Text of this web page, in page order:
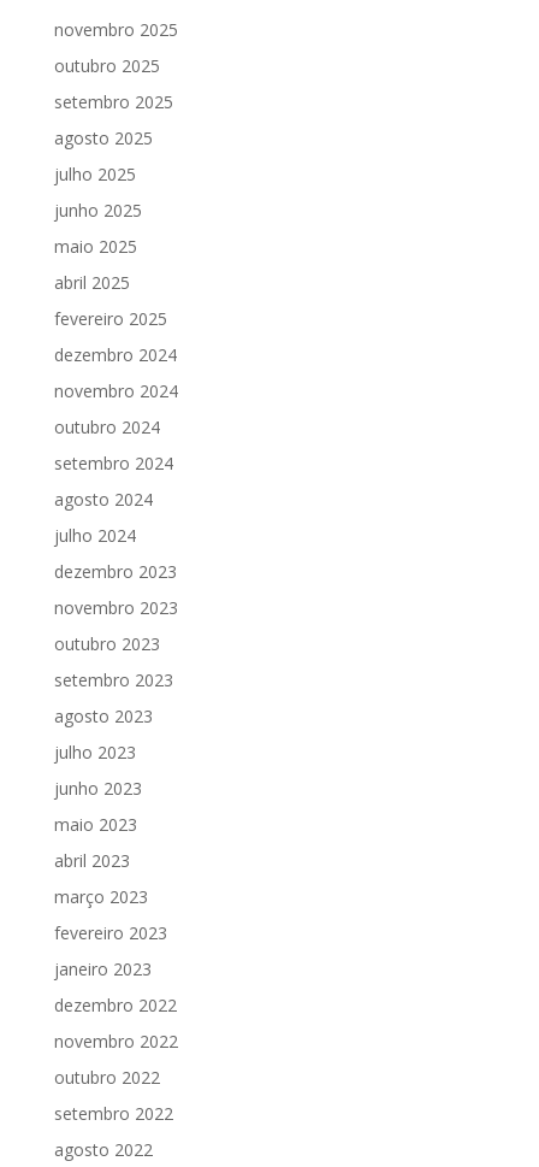
novembro 2025
outubro 2025
setembro 2025
agosto 2025
julho 2025
junho 2025
maio 2025
abril 2025
fevereiro 2025
dezembro 2024
novembro 2024
outubro 2024
setembro 2024
agosto 2024
julho 2024
dezembro 2023
novembro 2023
outubro 2023
setembro 2023
agosto 2023
julho 2023
junho 2023
maio 2023
abril 2023
março 2023
fevereiro 2023
janeiro 2023
dezembro 2022
novembro 2022
outubro 2022
setembro 2022
agosto 2022